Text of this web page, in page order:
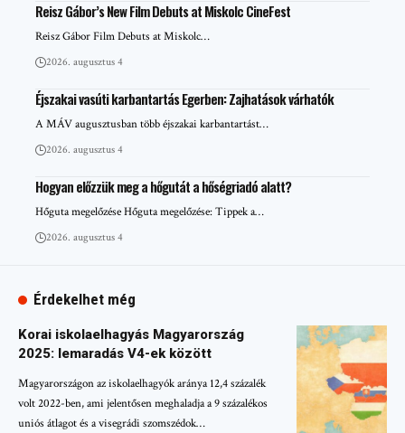
Reisz Gábor’s New Film Debuts at Miskolc CineFest
Reisz Gábor Film Debuts at Miskolc…
2026. augusztus 4
Éjszakai vasúti karbantartás Egerben: Zajhatások várhatók
A MÁV augusztusban több éjszakai karbantartást…
2026. augusztus 4
Hogyan előzzük meg a hőgutát a hőségriadó alatt?
Hőguta megelőzése Hőguta megelőzése: Tippek a…
2026. augusztus 4
Érdekelhet még
Korai iskolaelhagyás Magyarország
2025: lemaradás V4-ek között
Magyarországon az iskolaelhagyók aránya 12,4 százalék
volt 2022-ben, ami jelentősen meghaladja a 9 százalékos
uniós átlagot és a visegrádi szomszédok…